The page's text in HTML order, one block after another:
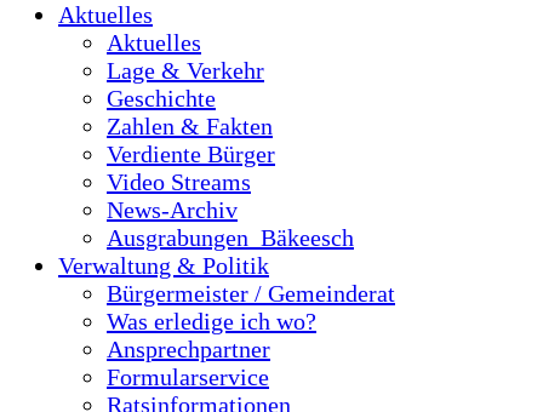
Aktuelles
Aktuelles
Lage & Verkehr
Geschichte
Zahlen & Fakten
Verdiente Bürger
Video Streams
News-Archiv
Ausgrabungen_Bäkeesch
Verwaltung & Politik
Bürgermeister / Gemeinderat
Was erledige ich wo?
Ansprechpartner
Formularservice
Ratsinformationen